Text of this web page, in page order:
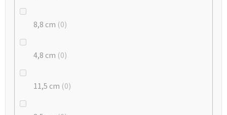
8,8 cm 0
4,8 cm 0
11,5 cm 0